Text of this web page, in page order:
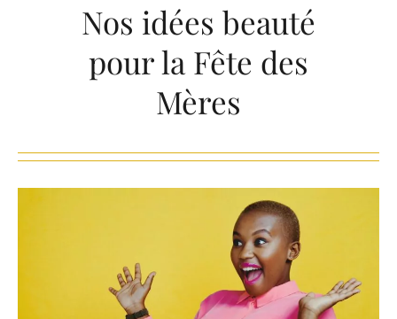
Nos idées beauté
pour la Fête des
Mères